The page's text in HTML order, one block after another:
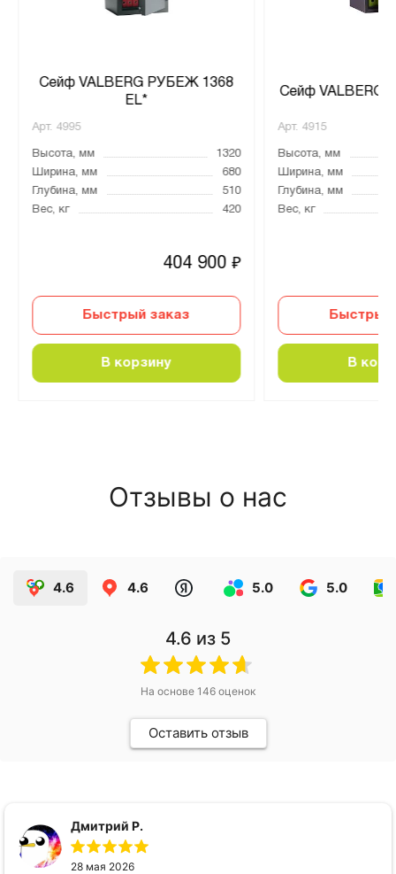
Сейф VALBERG РУБЕЖ 1368
EL*
Арт. 4995
Высота, мм
1320
Ширина, мм
680
Глубина, мм
510
Вес, кг
420
404 900₽
Быстрый заказ
В корзину
Сейф VALBERG
Арт. 4915
Высота, мм
Ширина, мм
Глубина, мм
Вес, кг
Быстрый
В
Отзывы о нас
4.6 4.6 5.0 5.0
4.6 из 5
На основе 146 оценок
Оставить отзыв
Дмитрий Р.
28 мая 2026